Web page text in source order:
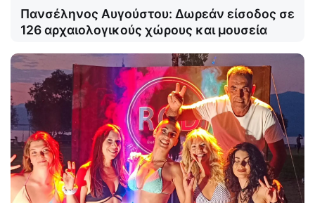
Πανσέληνος Αυγούστου: Δωρεάν είσοδος σε
126 αρχαιολογικούς χώρους και μουσεία